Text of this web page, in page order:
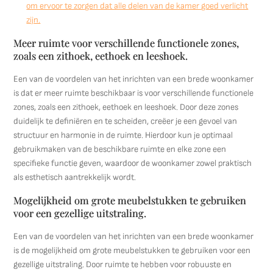
om ervoor te zorgen dat alle delen van de kamer goed verlicht
zijn.
Meer ruimte voor verschillende functionele zones,
zoals een zithoek, eethoek en leeshoek.
Een van de voordelen van het inrichten van een brede woonkamer
is dat er meer ruimte beschikbaar is voor verschillende functionele
zones, zoals een zithoek, eethoek en leeshoek. Door deze zones
duidelijk te definiëren en te scheiden, creëer je een gevoel van
structuur en harmonie in de ruimte. Hierdoor kun je optimaal
gebruikmaken van de beschikbare ruimte en elke zone een
specifieke functie geven, waardoor de woonkamer zowel praktisch
als esthetisch aantrekkelijk wordt.
Mogelijkheid om grote meubelstukken te gebruiken
voor een gezellige uitstraling.
Een van de voordelen van het inrichten van een brede woonkamer
is de mogelijkheid om grote meubelstukken te gebruiken voor een
gezellige uitstraling. Door ruimte te hebben voor robuuste en